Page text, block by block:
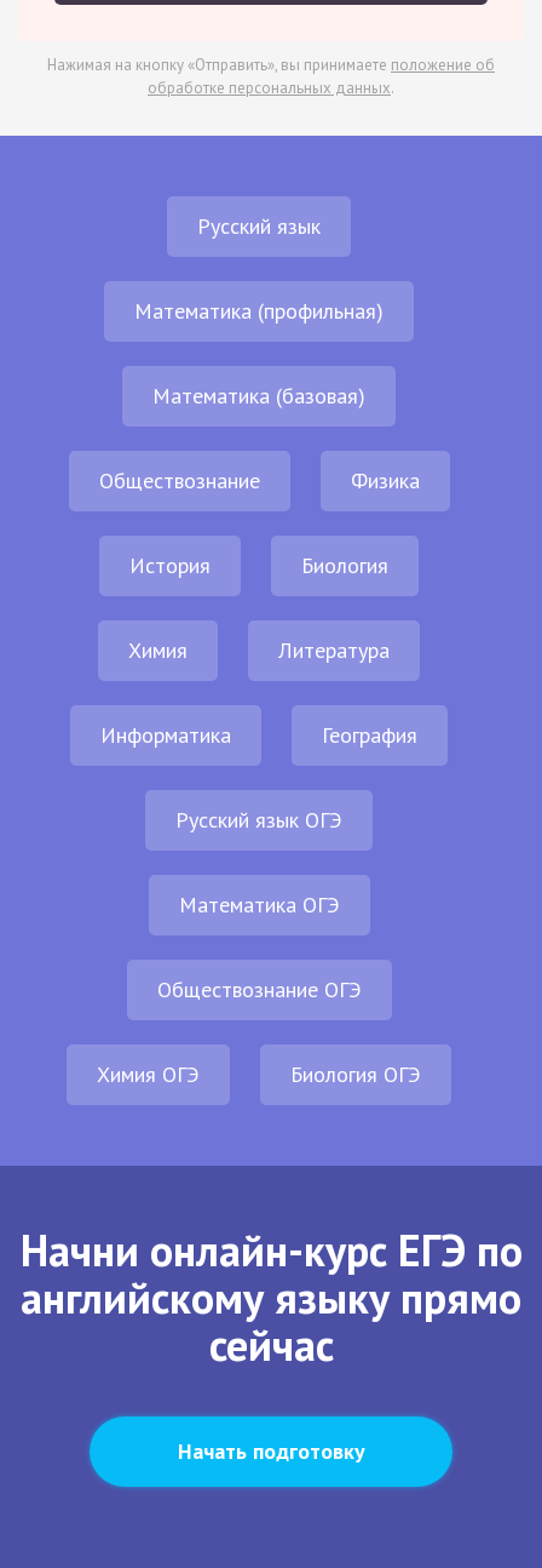
Нажимая на кнопку «Отправить», вы принимаете положение об
обработке персональных данных.
Русский язык
Математика (профильная)
Математика (базовая)
Обществознание Физика
История Биология
Химия Литература
Информатика География
Русский язык ОГЭ
Математика ОГЭ
Обществознание ОГЭ
Химия ОГЭ Биология ОГЭ
Начни онлайн-курс ЕГЭ по
английскому языку прямо
сейчас
Начать подготовку